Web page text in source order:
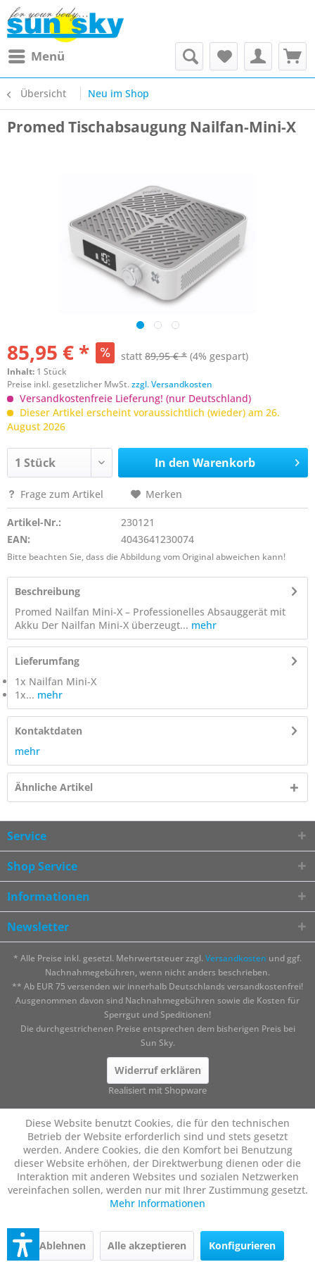
Menü
Übersicht Neu im Shop
Promed Tischabsaugung Nailfan-Mini-X
85,95 € * statt 89,95 € * (4% gespart)
Inhalt: 1 Stück
Preise inkl. gesetzlicher MwSt.zzgl. Versandkosten
Versandkostenfreie Lieferung! (nur Deutschland)
Dieser Artikel erscheint voraussichtlich (wieder) am 26.
August 2026
In den Warenkorb
Frage zum Artikel Merken
Artikel-Nr.:
230121
EAN:
4043641230074
Bitte beachten Sie, dass die Abbildung vom Original abweichen kann!
Beschreibung
Promed Nailfan Mini-X – Professionelles Absauggerät mit
Akku Der Nailfan Mini-X überzeugt... mehr
Lieferumfang
1x Nailfan Mini-X
1x... mehr
Kontaktdaten
mehr
Ähnliche Artikel
Service
Shop Service
Informationen
Newsletter
* Alle Preise inkl. gesetzl. Mehrwertsteuer zzgl. Versandkosten und ggf.
Nachnahmegebühren, wenn nicht anders beschrieben.
** Ab EUR 75 versenden wir innerhalb Deutschlands versandkostenfrei!
Ausgenommen davon sind Nachnahmegebühren sowie die Kosten für
Sperrgut und Speditionen!
Die durchgestrichenen Preise entsprechen dem bisherigen Preis bei
Sun Sky.
Widerruf erklären
Realisiert mit Shopware
Diese Website benutzt Cookies, die für den technischen
Betrieb der Website erforderlich sind und stets gesetzt
werden. Andere Cookies, die den Komfort bei Benutzung
dieser Website erhöhen, der Direktwerbung dienen oder die
Interaktion mit anderen Websites und sozialen Netzwerken
vereinfachen sollen, werden nur mit Ihrer Zustimmung gesetzt.
Mehr Informationen
Ablehnen Alle akzeptieren Konfigurieren